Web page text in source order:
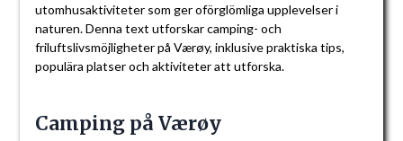
utomhusaktiviteter som ger oförglömliga upplevelser i
naturen. Denna text utforskar camping- och
friluftslivsmöjligheter på Værøy, inklusive praktiska tips,
populära platser och aktiviteter att utforska.
Camping på Værøy